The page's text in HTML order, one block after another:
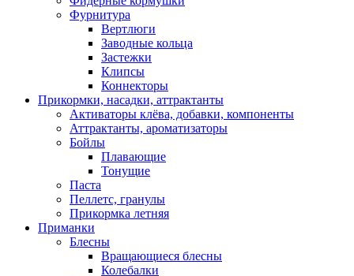
Фурнитура
Вертлюги
Заводные кольца
Застежки
Клипсы
Коннекторы
Прикормки, насадки, аттрактанты
Активаторы клёва, добавки, компоненты
Аттрактанты, ароматизаторы
Бойлы
Плавающие
Тонущие
Паста
Пеллетс, гранулы
Прикормка летняя
Приманки
Блесны
Вращающиеся блесны
Колебалки